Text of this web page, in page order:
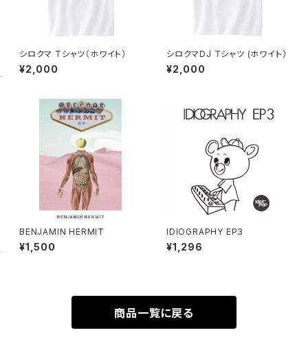
シロクマ Tシャツ（ホワイト）
¥2,000
シロクマDJ Ｔシャツ (ホワイト）
¥2,000
BENJAMIN HERMIT
¥1,500
IDIOGRAPHY EP3
¥1,296
商品一覧に戻る